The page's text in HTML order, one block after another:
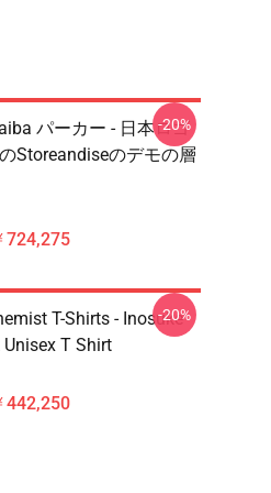
パーカー - 日本ロゴ
Storeandiseのデモの層
724,275
-20%
T-Shirts - Inosuke
T Shirt
442,250
-20%